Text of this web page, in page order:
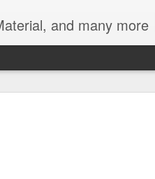
Urdu Learning Material, and many more.